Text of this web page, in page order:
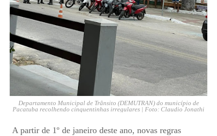
Departamento Municipal de Trânsito (DEMUTRAN) do município de
Pacatuba recolhendo cinquentinhas irregulares | Foto: Claudio Jonathi
A partir de 1º de janeiro deste ano, novas regras